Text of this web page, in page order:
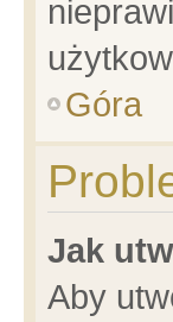
Góra
Jak
Aby